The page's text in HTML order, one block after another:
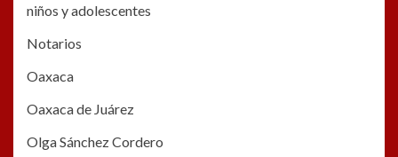
niños y adolescentes
Notarios
Oaxaca
Oaxaca de Juárez
Olga Sánchez Cordero